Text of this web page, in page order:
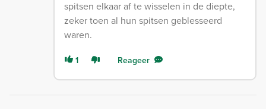
spitsen elkaar af te wisselen in de diepte,
zeker toen al hun spitsen geblesseerd
waren.
1 Reageer